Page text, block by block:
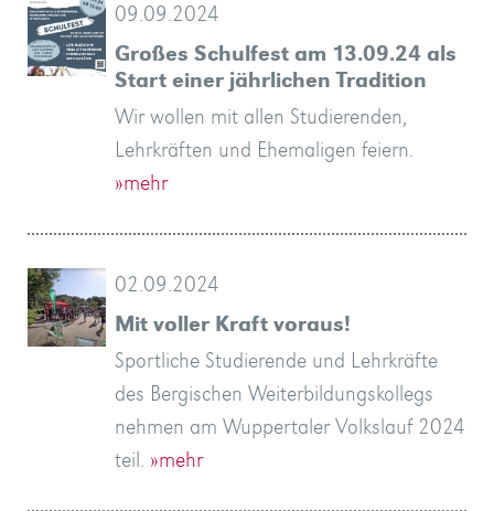
09.09.2024
Großes Schulfest am 13.09.24 als
Start einer jährlichen Tradition
Wir wollen mit allen Studierenden,
Lehrkräften und Ehemaligen feiern.
»mehr
02.09.2024
Mit voller Kraft voraus!
Sportliche Studierende und Lehrkräfte
des Bergischen Weiterbildungskollegs
nehmen am Wuppertaler Volkslauf 2024
teil. »mehr